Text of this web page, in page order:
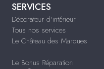
SERVICES
Décorateur d'intérieur
Tous nos services
Le Château des Marques
Le Bonus Réparation